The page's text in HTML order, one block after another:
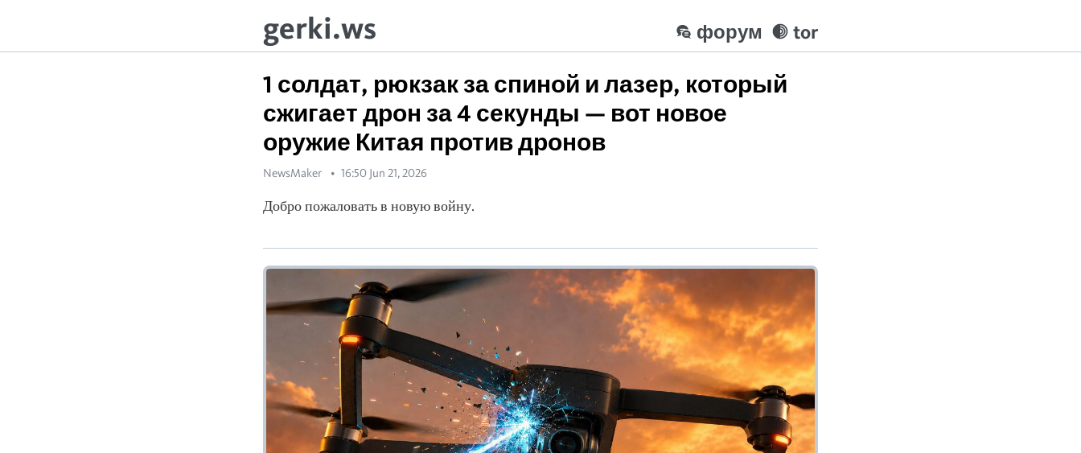
gerki.ws tor
форум
1 солдат, рюкзак за спиной и лазер, который
сжигает дрон за 4 секунды — вот новое
оружие Китая против дронов
NewsMaker 16:50 Jun 21, 2026
Добро пожаловать в новую войну.